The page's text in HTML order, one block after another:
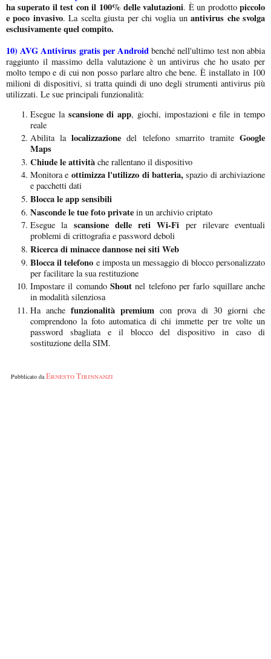
ha superato il test con il 100% delle valutazioni. È un prodottopiccolo
e poco invasivo. La scelta giusta per chi voglia unantivirus che svolga
esclusivamente quel compito.
10)AVG Antivirus gratis per Android benché nell'ultimo test non abbia
raggiunto il massimo della valutazione è un antivirus che ho usato per
molto tempo e di cui non posso parlare altro che bene. È installato in 100
milioni di dispositivi, si tratta quindi di uno degli strumenti antivirus più
utilizzati. Le sue principali funzionalità:
Esegue lascansione di app, giochi, impostazioni e file in tempo
reale
Abilita lalocalizzazione del telefono smarrito tramiteGoogle
Maps
Chiude le attività che rallentano il dispositivo
Monitora e ottimizza l'utilizzo di batteria,spazio di archiviazione
e pacchetti dati
Blocca le app sensibili
Nasconde le tue foto private in un archivio criptato
Esegue la scansione delle reti Wi-Fi per rilevare eventuali
problemi di crittografia e password deboli
Ricerca di minacce dannose nei siti Web
Blocca il telefono e imposta un messaggio di blocco personalizzato
per facilitare la sua restituzione
Impostare il comando Shout nel telefono per farlo squillare anche
in modalità silenziosa
Ha anche funzionalità premium con prova di 30 giorni che
comprendono la foto automatica di chi immette per tre volte un
password sbagliata e il blocco del dispositivo in caso di
sostituzione della SIM.
Pubblicato daErnesto Tirinnanzi